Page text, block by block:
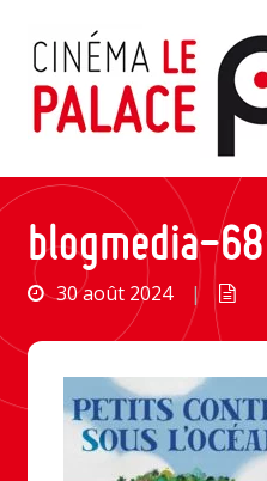
contenu
blogmedia-
30 août 2024 |